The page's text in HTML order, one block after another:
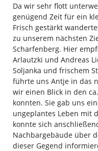
Da wir sehr flott
genügend Zeit für ein
Frisch gestärkt
zu unserem nächsten
Scharfenberg. Hier
Arlautzki und Andreas
Soljanka und frischem
führte uns Antje in das
wir einen Blick in den
konnten. Sie gab uns
ungeplantes Leben mit
konnte sich
Nachbargebäude über
dieser Gegend